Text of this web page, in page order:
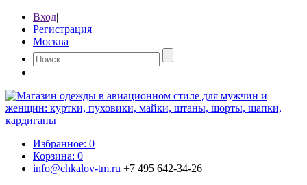
Вход|
Регистрация
Москва
Избранное: 0
Корзина: 0
info@chkalov-tm.ru +7 495 642-34-26